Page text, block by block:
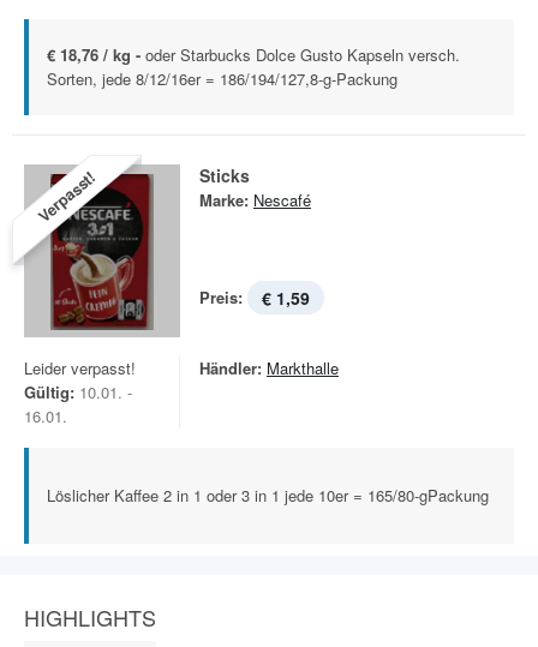
€ 18,76 / kg - oder Starbucks Dolce Gusto Kapseln versch.
Sorten, jede 8/12/16er = 186/194/127,8-g-Packung
Verpasst! Sticks
Marke: Nescafé
Preis: € 1,59
Leider verpasst!
Gültig: 10.01. -
16.01.
Händler: Markthalle
Löslicher Kaffee 2 in 1 oder 3 in 1 jede 10er = 165/80-gPackung
HIGHLIGHTS